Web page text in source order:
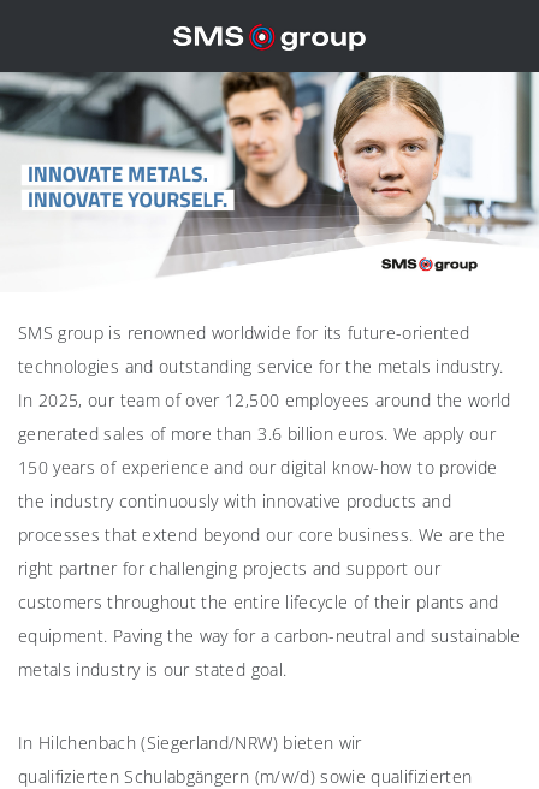
SMS group is renowned worldwide for its future-oriented
technologies and outstanding service for the metals industry.
In 2025, our team of over 12,500 employees around the world
generated sales of more than 3.6 billion euros. We apply our
150 years of experience and our digital know-how to provide
the industry continuously with innovative products and
processes that extend beyond our core business. We are the
right partner for challenging projects and support our
customers throughout the entire lifecycle of their plants and
equipment. Paving the way for a carbon-neutral and sustainable
metals industry is our stated goal.
In Hilchenbach (Siegerland/NRW) bieten wir
qualifizierten Schulabgängern (m/w/d) sowie qualifizierten